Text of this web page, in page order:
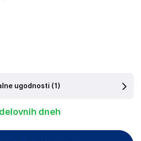
ugodnosti (1)
dneh